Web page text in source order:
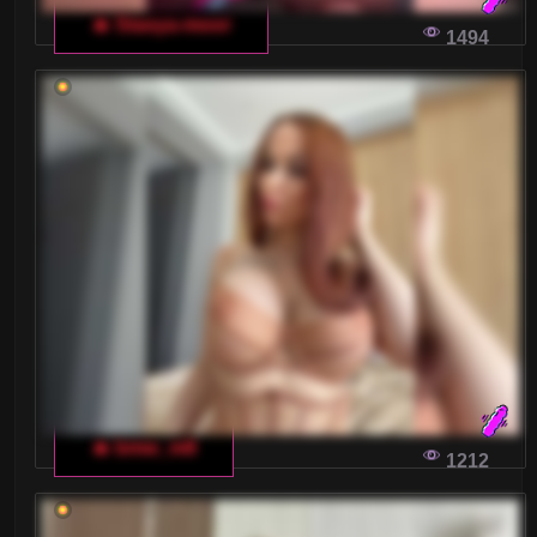
Na włoskim czacie dla dorosłych jest wiele
atrakcyjnych modelek oferujących różnorodne
usługi. Jak jednak wybrać odpowiednią, która
spełni nasze oczekiwania? Przedstawiamy kilka
praktycznych wskazówek.
WŁOSKI CZAT DLA DOROSŁYCH: JAK
ZACHOWAĆ ANONIMOWOŚĆ?
Czy jesteś ciekawy włoskich czatów dla
dorosłych i chcesz dowiedzieć się, jak zachować
anonimowość podczas korzystania z nich? W
tym artykule dowiesz się, na co zwrócić uwagę,
aby czuć się bezpiecznie i anonimowo na
czatach dla dorosłych.
🔥 Stasya-moor
1494
🔥 bmw_m8
1212